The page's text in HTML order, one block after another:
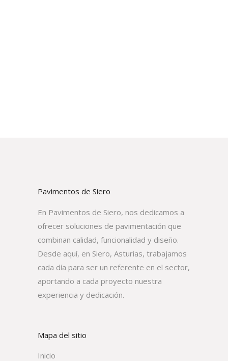
Pavimentos de Siero
En Pavimentos de Siero, nos dedicamos a
ofrecer soluciones de pavimentación que
combinan calidad, funcionalidad y diseño.
Desde aquí, en Siero, Asturias, trabajamos
cada día para ser un referente en el sector,
aportando a cada proyecto nuestra
experiencia y dedicación.
Mapa del sitio
Inicio